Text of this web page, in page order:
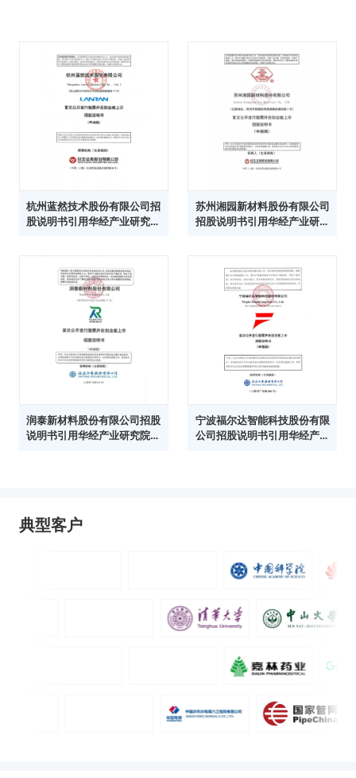
杭州蓝然技术股份有限公司招
股说明书引用华经产业研究院
苏州湘园新材料股份有限公司
招股说明书引用华经产业研究
润泰新材料股份有限公司招股
说明书引用华经产业研究院数
宁波福尔达智能科技股份有限
公司招股说明书引用华经产业
典型客户